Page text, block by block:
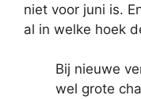
niet voor juni is.
al in welke hoek
Bij nieuwe
wel grote